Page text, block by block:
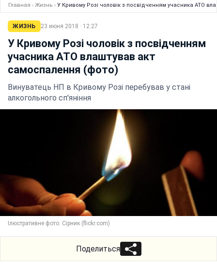
Главная › Жизнь › У Кривому Розі чоловік з посвідченням учасника АТО
ЖИЗНЬ 23 июня 2018 · 12:27
У Кривому Розі чоловік з посвідченням
учасника АТО влаштував акт
самоспалення (фото)
Винуватець НП в Кривому Розі перебував у стані
алкогольного сп'яніння
Ілюстративне фото: Сірник (flickr.com)
Поделиться